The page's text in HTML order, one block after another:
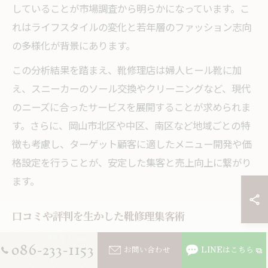
していることが市場調査から明らかになっています。こ
れはライフスタイルの変化と若年層のファッション志向
の多様化が背景にあります。
この分析結果を踏まえ、靴修理店は婦人ヒール靴に加
え、スニーカーのソール交換やクリーニングなど、現代
のニーズに合ったサービスを展開することが求められま
す。さらに、岡山市北区や中区、南区など地域ごとの特
徴も考慮し、ターゲット顧客に適したメニュー開発や価
格設定を行うことが、安定した集客と売上向上に繋がり
ます。
口コミや評判を生かした靴修理集客術
武器となります。特に岡山県のような地域密着型の市場
086-233-1153 お問い合わせ LINEはこちら